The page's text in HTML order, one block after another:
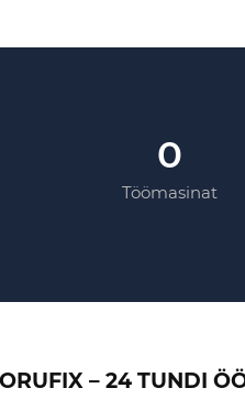
0
Töömasinat
– 24 TUNDI